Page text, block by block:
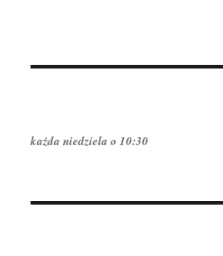
każda niedziela o 10:30